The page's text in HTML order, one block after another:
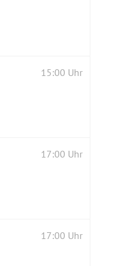
15:00 Uhr
17:00 Uhr
17:00 Uhr